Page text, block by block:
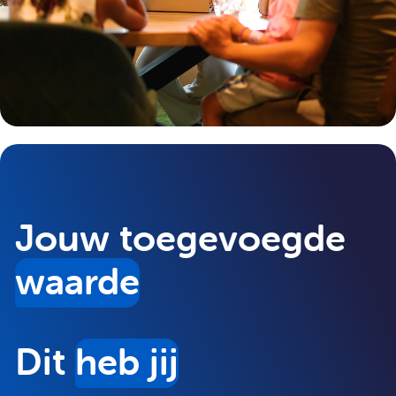
Als groepswerker jeugdzorg werk je wisselende
diensten, waardoor je soms ook ’s avonds, ’s nachts of
in het weekend aan het werk bent. De werksfeer is
informeel. Je bent samen met je collega’s
verantwoordelijk voor het reilen en zeilen op de
Jouw toegevoegde
waarde
Dit heb jij